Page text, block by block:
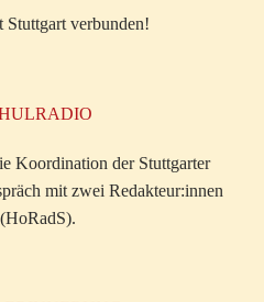
verbunden!
Koordination der Stuttgarter
mit zwei Redakteur:innen